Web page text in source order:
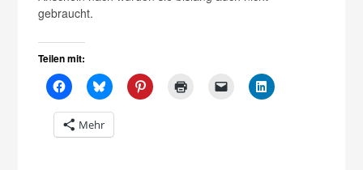
gebraucht.
Teilen mit:
Mehr